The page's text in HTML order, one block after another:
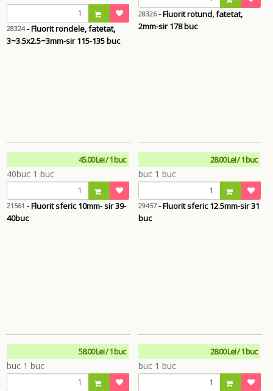
28324- Fluorit rondele, fatetat,
3~3.5x2.5~3mm-sir 115-135 buc
28326- Fluorit rotund, fatetat,
2mm-sir 178 buc
45.00 Lei / 1 buc
21561 - Fluorit sferic 10mm- sir 39-
40buc
28.00 Lei / 1 buc
29457- Fluorit sferic 12.5mm-sir 31
buc
58.00 Lei / 1 buc 28.00 Lei / 1 buc